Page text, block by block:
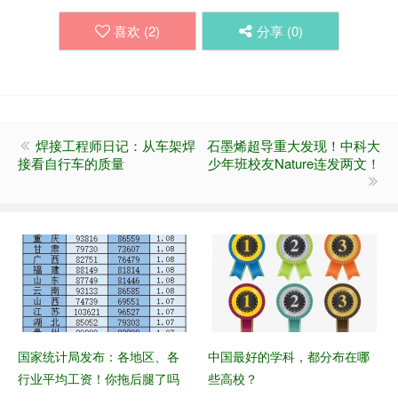
喜欢 (2) 分享 (0)
焊接工程师日记：从车架焊
接看自行车的质量
石墨烯超导重大发现！中科大
少年班校友Nature连发两文！
国家统计局发布：各地区、各
行业平均工资！你拖后腿了吗
中国最好的学科，都分布在哪
些高校？